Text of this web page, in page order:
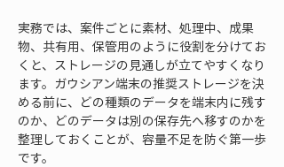
実務では、案件ごとに素材、処理中、成果
物、共有用、保管用のように役割を分けてお
くと、ストレージの見通しが立てやすくなり
ます。ガウシアン端末の推奨ストレージを決
める前に、どの種類のデータを端末内に残す
のか、どのデータは別の保存先へ移すのかを
整理しておくことが、容量不足を防ぐ第一歩
です。